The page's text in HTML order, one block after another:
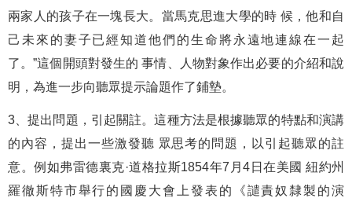
兩家人的孩子在一塊長大。當馬克思進大學的時 候，他和自
己未來的妻子已經知道他們的生命將永遠地連線在一起
了。”這個開頭對發生的 事情、人物對象作出必要的介紹和說
明，為進一步向聽眾提示論題作了鋪墊。
3、提出問題，引起關註。這種方法是根據聽眾的特點和演講
的內容，提出一些激發聽 眾思考的問題，以引起聽眾的註
意。例如弗雷德裏克·道格拉斯1854年7月4日在美國 紐約州
羅徹斯特市舉行的國慶大會上發表的《譴責奴隸製的演